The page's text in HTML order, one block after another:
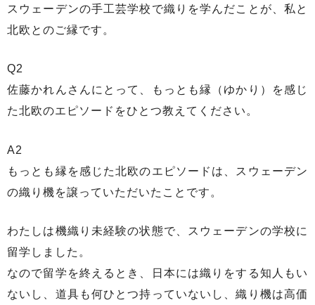
スウェーデンの手工芸学校で織りを学んだことが、私と
北欧とのご縁です。
Q2
佐藤かれんさんにとって、もっとも縁（ゆかり）を感じ
た北欧のエピソードをひとつ教えてください。
A2
もっとも縁を感じた北欧のエピソードは、スウェーデン
の織り機を譲っていただいたことです。
わたしは機織り未経験の状態で、スウェーデンの学校に
留学しました。
なので留学を終えるとき、日本には織りをする知人もい
ないし、道具も何ひとつ持っていないし、織り機は高価